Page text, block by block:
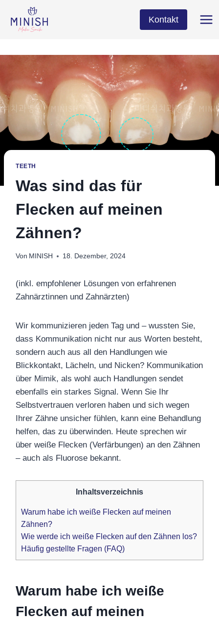
Inhalt
springen
Kontakt
TEETH
Was sind das für
Flecken auf meinen
Zähnen?
Von MINISH 18. Dezember, 2024
(inkl. empfohlener Lösungen von erfahrenen
Zahnärztinnen und Zahnärzten)
Wir kommunizieren jeden Tag und – wussten Sie,
dass Kommunikation nicht nur aus Worten besteht,
sondern auch aus all den Handlungen wie
Blickkontakt, Lächeln, und Nicken? Kommunikation
über Mimik, als wohl auch Handlungen sendet
ebenfalls ein starkes Signal. Wenn Sie Ihr
Selbstvertrauen verloren haben und sich wegen
Ihrer Zähne unsicher fühlen, kann eine Behandlung
helfen, das zu überwinden. Heute sprechen wir
über weiße Flecken (Verfärbungen) an den Zähnen
– auch als Fluorose bekannt.
Inhaltsverzeichnis
Warum habe ich weiße Flecken auf meinen
Zähnen?
Wie werde ich weiße Flecken auf den Zähnen los?
Häufig gestellte Fragen (FAQ)
Warum habe ich weiße
Flecken auf meinen